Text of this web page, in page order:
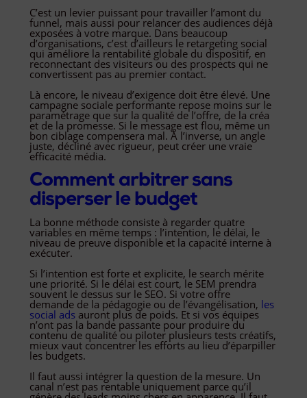
C’est un levier puissant pour travailler l’amont du
funnel, mais aussi pour relancer des audiences déjà
exposées à votre marque. Dans beaucoup
d’organisations, c’est d’ailleurs le retargeting social
qui améliore la rentabilité globale du dispositif, en
reconnectant des visiteurs ou des prospects qui ne
convertissent pas au premier contact.
Là encore, le niveau d’exigence doit être élevé. Une
campagne sociale performante repose moins sur le
paramétrage que sur la qualité de l’offre, de la créa
et de la promesse. Si le message est flou, même un
bon ciblage compensera mal. À l’inverse, un angle
juste, décliné avec rigueur, peut créer une vraie
efficacité média.
Comment arbitrer sans
disperser le budget
La bonne méthode consiste à regarder quatre
variables en même temps : l’intention, le délai, le
niveau de preuve disponible et la capacité interne à
exécuter.
Si l’intention est forte et explicite, le search mérite
une priorité. Si le délai est court, le SEM prendra
souvent le dessus sur le SEO. Si votre offre
demande de la pédagogie ou de l’évangélisation, les
social ads auront plus de poids. Et si vos équipes
n’ont pas la bande passante pour produire du
contenu de qualité ou piloter plusieurs tests créatifs,
mieux vaut concentrer les efforts au lieu d’éparpiller
les budgets.
Il faut aussi intégrer la question de la mesure. Un
canal n’est pas rentable uniquement parce qu’il